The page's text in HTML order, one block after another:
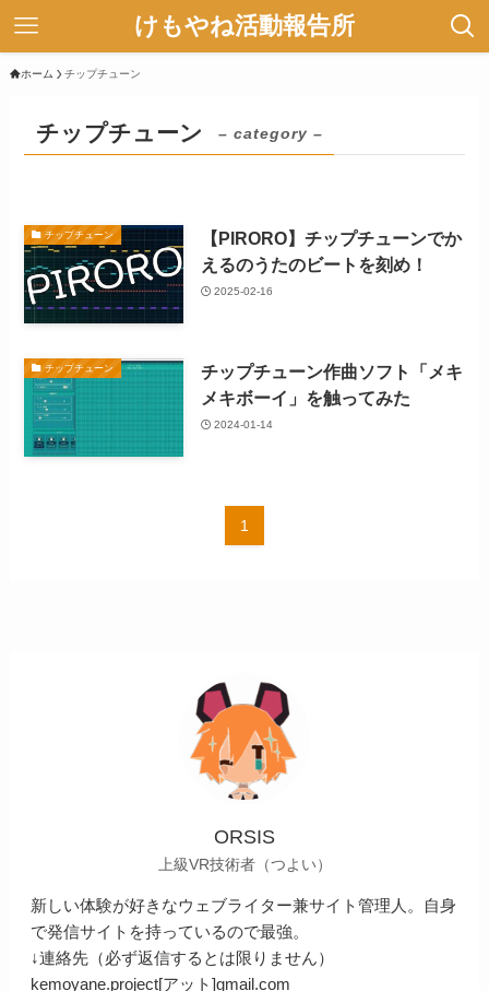
けもやね活動報告所
ホーム チップチューン
チップチューン – category –
チップチューン
【PIRORO】チップチューンでか
えるのうたのビートを刻め！
2025-02-16
チップチューン
チップチューン作曲ソフト「メキ
メキボーイ」を触ってみた
2024-01-14
1
ORSIS
上級VR技術者（つよい）
新しい体験が好きなウェブライター兼サイト管理人。自身
で発信サイトを持っているので最強。
↓連絡先（必ず返信するとは限りません）
kemoyane.project[アット]gmail.com